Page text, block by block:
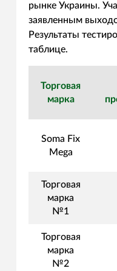
рынке Украины.
заявленным
Результаты
таблице.
Торговая
марка
Soma Fix
Mega
Торговая
марка
№1
Торговая
марка
№2